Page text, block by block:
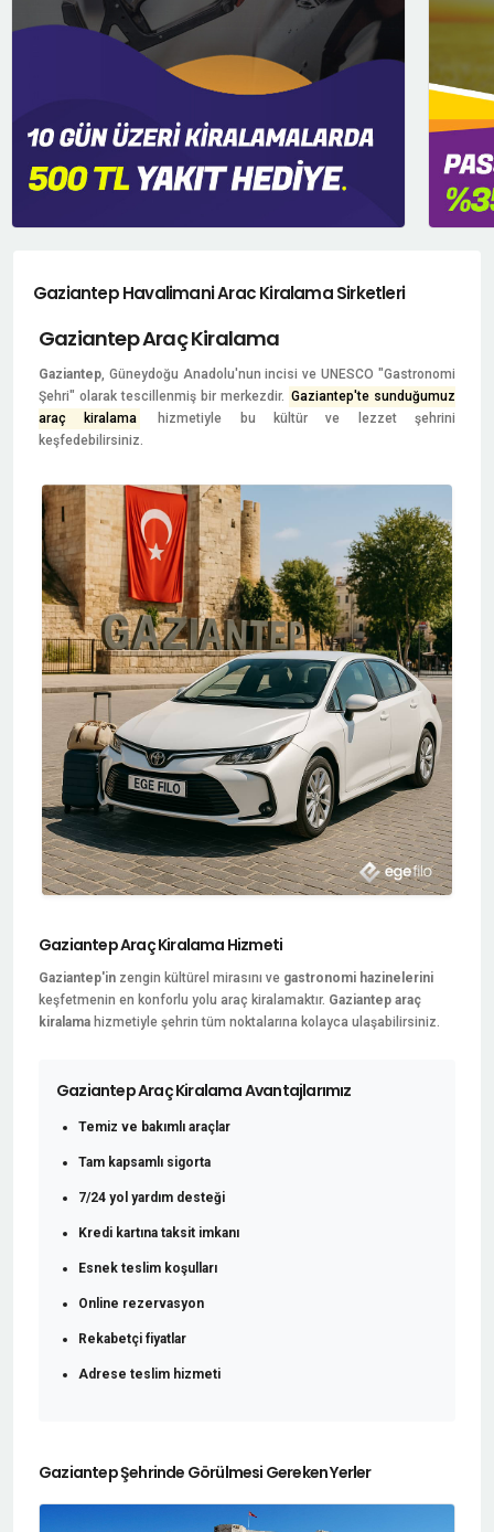
Gaziantep Havalimani Arac Kiralama Sirketleri
Gaziantep Araç Kiralama
Gaziantep, Güneydoğu Anadolu'nun incisi ve UNESCO "Gastronomi
Şehri" olarak tescillenmiş bir merkezdir. Gaziantep'te sunduğumuz
araç kiralama
hizmetiyle bu kültür ve lezzet şehrini
keşfedebilirsiniz.
Gaziantep Araç Kiralama Hizmeti
Gaziantep'in zengin kültürel mirasını ve gastronomi hazinelerini
keşfetmenin en konforlu yolu araç kiralamaktır. Gaziantep araç
kiralama hizmetiyle şehrin tüm noktalarına kolayca ulaşabilirsiniz.
Gaziantep Araç Kiralama Avantajlarımız
Temiz ve bakımlı araçlar
Tam kapsamlı sigorta
7/24 yol yardım desteği
Kredi kartına taksit imkanı
Esnek teslim koşulları
Online rezervasyon
Rekabetçi fiyatlar
Adrese teslim hizmeti
Gaziantep Şehrinde Görülmesi Gereken Yerler